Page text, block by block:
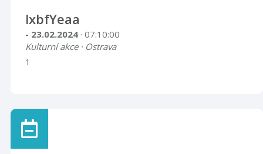
lxbfYeaa
- 23.02.2024 · 07:10:00
Kulturní akce · Ostrava
1